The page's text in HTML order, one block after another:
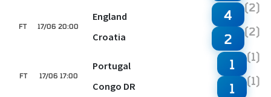
17/06 20:00
FT
England
Croatia
4 (2)
2 (2)
17/06 17:00
FT
Portugal
Congo DR
1 (1)
1 (1)